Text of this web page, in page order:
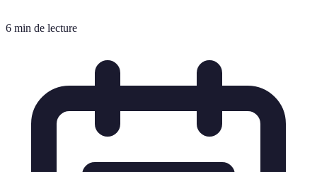
6 min de lecture